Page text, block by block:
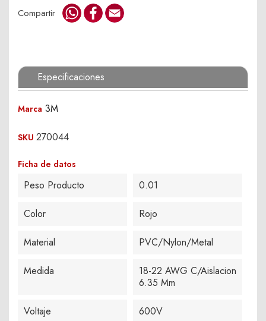
Compartir WhatsApp
Facebook
Especificaciones
Marca 3M
SKU 270044
Ficha de datos
Peso Producto 0.01
Color Rojo
Material PVC/Nylon/Metal
Medida
18-22 AWG C/Aislacion
6.35 Mm
Voltaje 600V